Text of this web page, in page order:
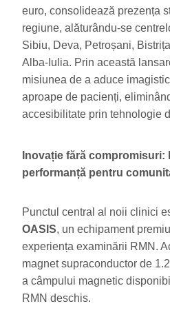
euro, consolidează prezența
regiune, alăturându-se
Sibiu, Deva, Petroșani,
Alba-Iulia. Prin această
misiunea de a aduce
aproape de pacienți,
accesibilitate prin tehnologie
Inovație fără compromisuri:
performanță pentru
Punctul central al noii clinici
OASIS, un echipament
experiența examinării RMN.
magnet supraconductor de
a câmpului magnetic
RMN deschis.